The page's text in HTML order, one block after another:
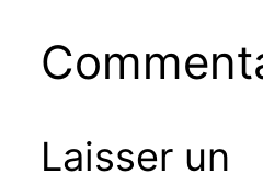
Laisser un